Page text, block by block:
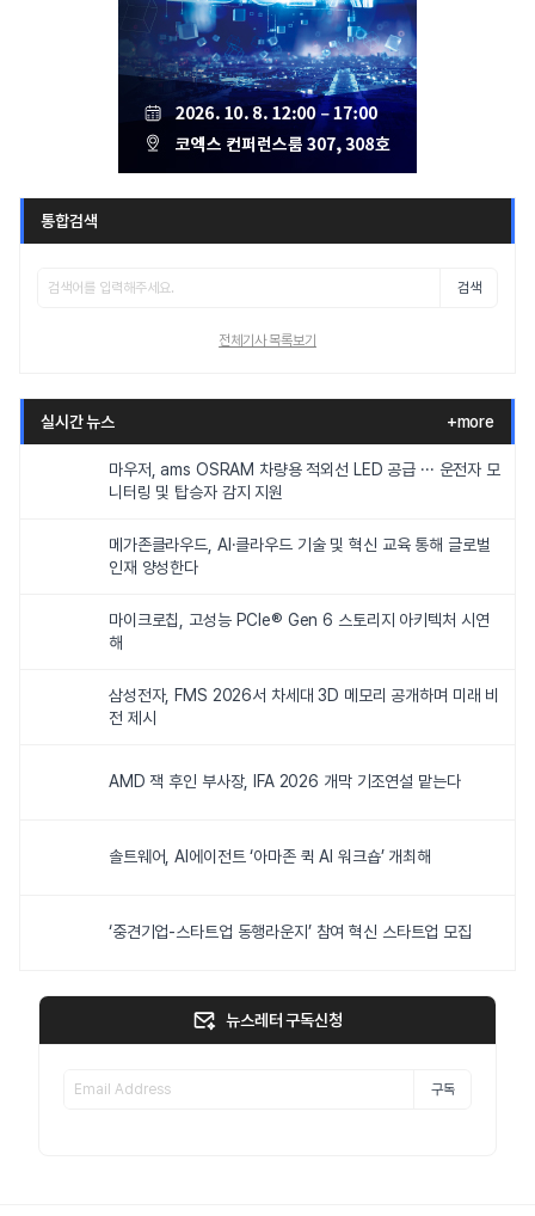
통합검색
검색
전체기사 목록보기
실시간 뉴스 +more
마우저, ams OSRAM 차량용 적외선 LED 공급 ··· 운전자 모
니터링 및 탑승자 감지 지원
메가존클라우드, AI·클라우드 기술 및 혁신 교육 통해 글로벌
인재 양성한다
마이크로칩, 고성능 PCIe® Gen 6 스토리지 아키텍처 시연
해
삼성전자, FMS 2026서 차세대 3D 메모리 공개하며 미래 비
전 제시
AMD 잭 후인 부사장, IFA 2026 개막 기조연설 맡는다
솔트웨어, AI에이전트 ‘아마존 퀵 AI 워크숍’ 개최해
‘중견기업-스타트업 동행라운지’ 참여 혁신 스타트업 모집
뉴스레터 구독신청
구독